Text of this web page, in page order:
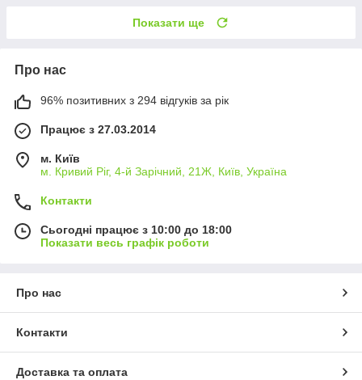
Показати ще
Про нас
96% позитивних з 294 відгуків за рік
Працює з 27.03.2014
м. Київ
м. Кривий Ріг, 4-й Зарічний, 21Ж, Київ, Україна
Контакти
Сьогодні працює з 10:00 до 18:00
Показати весь графік роботи
Про нас
Контакти
Доставка та оплата